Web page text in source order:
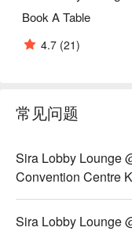
Book A Table
4.7 (21)
常见问题
Sira Lobby Lounge
Convention Centre
Sira Lobby Lounge